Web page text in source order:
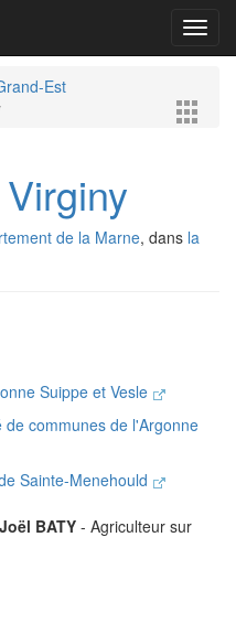
Est
de la Marne, dans la
Suippe et Vesle
de communes de l'Argonne
Sainte-Menehould
Joël BATY - Agriculteur sur